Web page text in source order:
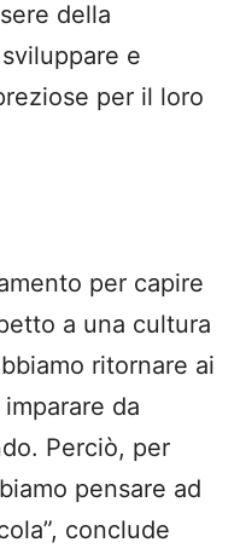
della
e
per il loro
per capire
a una cultura
ritornare ai
da
Perciò, per
pensare ad
conclude